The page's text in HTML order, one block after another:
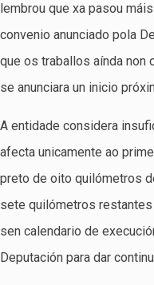
lembrou que xa pasou
convenio anunciado pola
que os traballos aínda non
se anunciara un inicio
A entidade considera
afecta unicamente ao
preto de oito quilómetros
sete quilómetros
sen calendario de
Deputación para dar